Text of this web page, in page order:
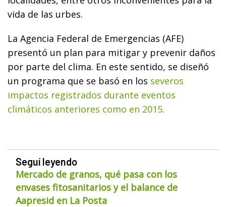
vida de las urbes.
La Agencia Federal de Emergencias (AFE)
presentó un plan para mitigar y prevenir daños
por parte del clima. En este sentido, se diseñó
un programa que se basó en los severos
impactos registrados durante eventos
climáticos anteriores como en 2015.
Seguí leyendo
Mercado de granos, qué pasa con los
envases fitosanitarios y el balance de
Aapresid en La Posta